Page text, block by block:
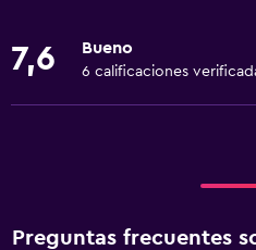
7,6 Bueno
6 calificaciones
Preguntas frecuentes